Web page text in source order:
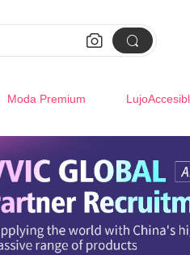
 
Moda Premium